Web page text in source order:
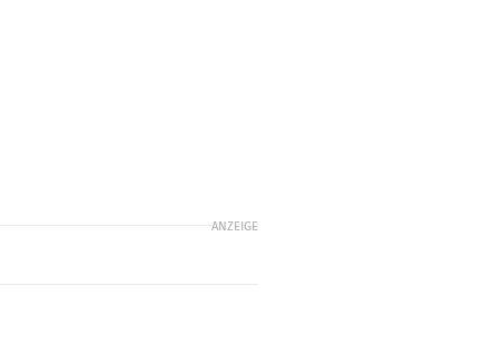
ANZEIGE